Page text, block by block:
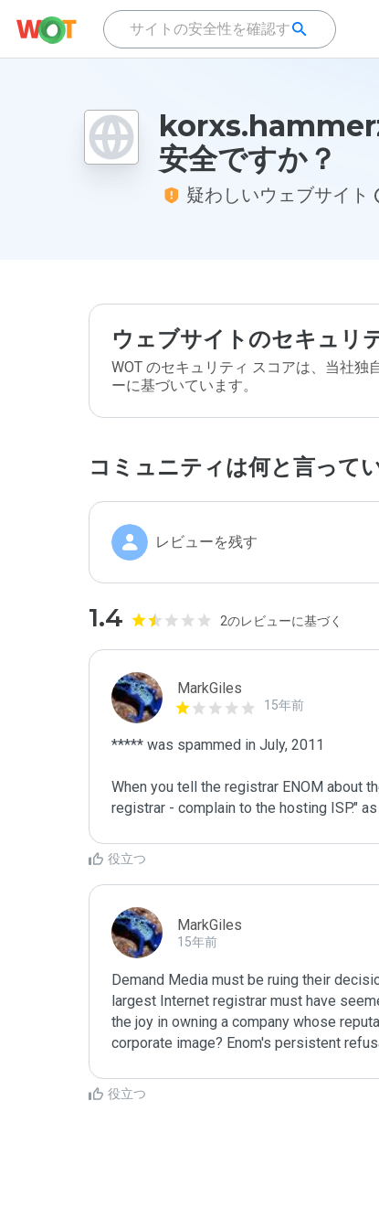
安全ですか？
疑わしいウェブサイト
ウェブサイトのセキュリ
WOT のセキュリティ スコアは、当社
ーに基づいています。
コミュニティは何と言って
レビューを残す
1.4 2のレビューに基づく
MarkGiles
15年前
***** was spammed in July, 2011
When you tell the registrar ENOM about
registrar - complain to the hosting ISP."
役立つ
MarkGiles
15年前
Demand Media must be ruing their
largest Internet registrar must have
the joy in owning a company whose
corporate image? Enom's persistent
役立つ